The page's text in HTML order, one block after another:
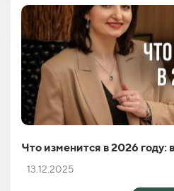
Что изменится в 2026 году:
13.12.2025